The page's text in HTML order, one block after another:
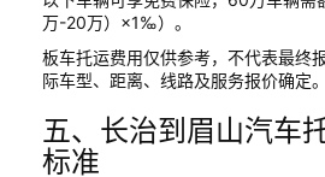
万-20万）×1‰）。
板车托运费用仅供参考，不代表最终
际车型、距离、线路及服务报价确定。
五、长治到眉山汽车
标准